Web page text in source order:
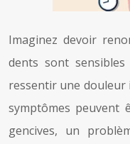
Imaginez devoir
dents sont
ressentir une douleur
symptômes peuvent
gencives, un